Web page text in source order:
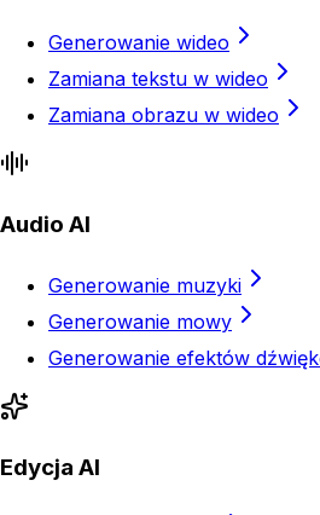
Generowanie wideo
Zamiana tekstu w wideo
Zamiana obrazu w wideo
Audio AI
Generowanie muzyki
Generowanie mowy
Generowanie efektów
Edycja AI